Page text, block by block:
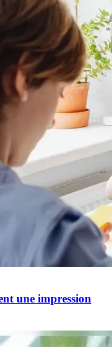
une impression